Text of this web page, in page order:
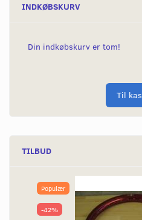
INDKØBSKURV
Din indkøbskurv er tom!
Til
TILBUD
Populær
-42%